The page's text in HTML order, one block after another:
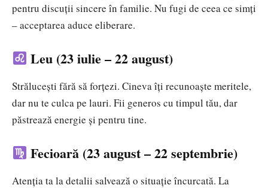
pentru discuții sincere în familie. Nu fugi de ceea ce simți
– acceptarea aduce eliberare.
Leu (23 iulie – 22 august)
Strălucești fără să forțezi. Cineva îți recunoaște meritele,
dar nu te culca pe lauri. Fii generos cu timpul tău, dar
păstrează energie și pentru tine.
Fecioară (23 august – 22 septembrie)
Atenția ta la detalii salvează o situație încurcată. La